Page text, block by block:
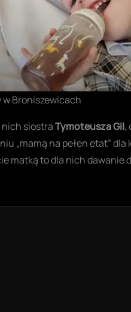
w Broniszewicach
nich siostraTymoteusza Gil,
„mamą na pełen etat”
matką to dla nich